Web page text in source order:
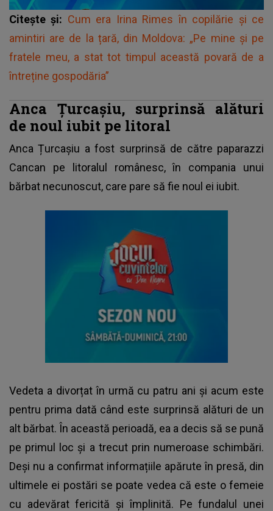
Citește și: Cum era Irina Rimes în copilărie și ce
amintiri are de la țară, din Moldova: „Pe mine și pe
fratele meu, a stat tot timpul această povară de a
întreține gospodăria”
Anca Țurcașiu, surprinsă alături
de noul iubit pe litoral
Anca Țurcașiu a fost surprinsă de către paparazzi
Cancan pe litoralul românesc, în compania unui
bărbat necunoscut, care pare să fie noul ei iubit.
Vedeta a divorțat în urmă cu patru ani și acum este
pentru prima dată când este surprinsă alături de un
alt bărbat. În această perioadă, ea a decis să se pună
pe primul loc și a trecut prin numeroase schimbări.
Deși nu a confirmat informațiile apărute în presă, din
ultimele ei postări se poate vedea că este o femeie
cu adevărat fericită și împlinită. Pe fundalul unei